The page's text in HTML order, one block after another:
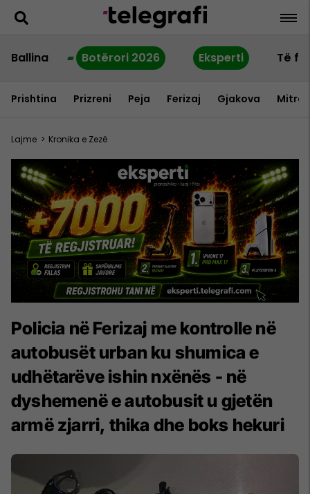
Ballina Botërori 2026 Eksperti Të
Prishtina Prizreni Peja Ferizaj Gjakova
Lajme > Kronika e Zezë
Policia në Ferizaj me kontrolle në
autobusët urban ku shumica e
udhëtarëve ishin nxënës - në
dyshemenë e autobusit u gjetën
armë zjarri, thika dhe boks hekuri